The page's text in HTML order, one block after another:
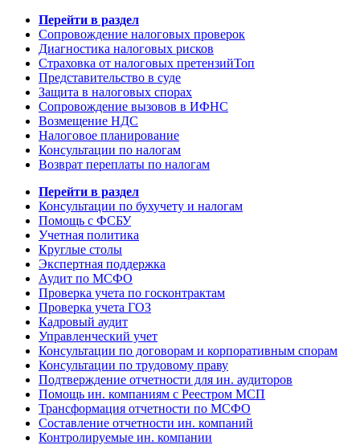
Перейти в раздел
Сопровождение налоговых проверок
Диагностика налоговых рисков
Страховка от налоговых претензийТоп
Представительство в суде
Защита в налоговых спорах
Сопровождение вызовов в ИФНС
Возмещение НДС
Налоговое планирование
Консультации по налогам
Возврат переплаты по налогам
Перейти в раздел
Консультации по бухучету и налогам
Помощь с ФСБУ
Учетная политика
Круглые столы
Экспертная поддержка
Аудит по МСФО
Проверка учета по госконтрактам
Проверка учета ГОЗ
Кадровый аудит
Управленческий учет
Консультации по договорам и корпоративным спорам
Консультации по трудовому праву
Подтверждение отчетности для ин. аудиторов
Помощь ин. компаниям с Реестром МСП
Трансформация отчетности по МСФО
Составление отчетности ин. компаний
Контролируемые ин. компании